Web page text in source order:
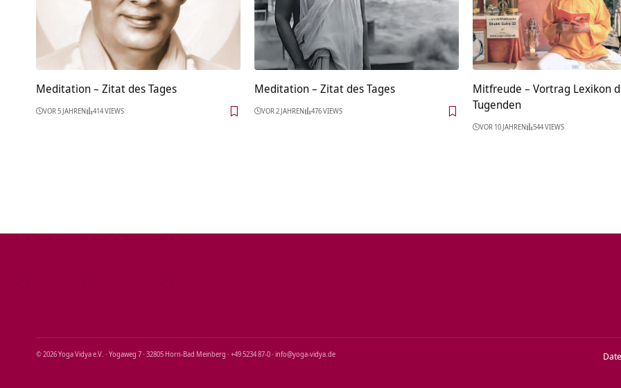
Meditation – Zitat des Tages
VOR 5 JAHREN 414 VIEWS
Meditation – Zitat des Tages
VOR 2 JAHREN 476 VIEWS
Mitfreude – Vortrag Lexikon
Tugenden
VOR 10 JAHREN 544 VIEWS
© 2026 Yoga Vidya e.V. · Yogaweg 7 · 32805 Horn‑Bad Meinberg · +49 5234 87‑0 · info@yoga‑vidya.de